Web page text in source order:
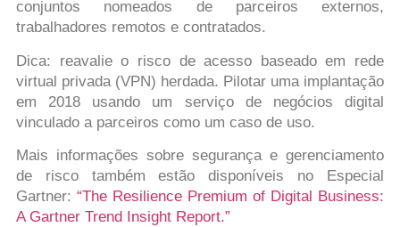
conjuntos nomeados de parceiros externos,
trabalhadores remotos e contratados.
Dica: reavalie o risco de acesso baseado em rede
virtual privada (VPN) herdada. Pilotar uma implantação
em 2018 usando um serviço de negócios digital
vinculado a parceiros como um caso de uso.
Mais informações sobre segurança e gerenciamento
de risco também estão disponíveis no Especial
Gartner: “The Resilience Premium of Digital Business:
A Gartner Trend Insight Report.”